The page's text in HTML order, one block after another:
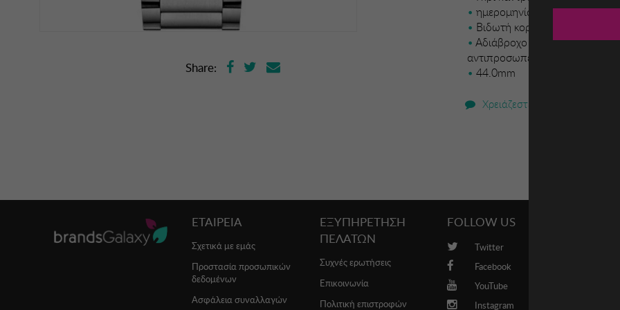
Share:
ημερομηνίας και 24ωρης
Βιδωτή κορώνα με ανάγλυφο
Αδιάβροχο στα 100 μέτρα
αντιπροσωπείας
44.0mm
Χρειάζεστε βοήθεια;
ΕΤΑΙΡΕΙΑ
Σχετικά με εμάς
Προστασία προσωπικών
δεδομένων
Ασφάλεια συναλλαγών
ΕΞΥΠΗΡΕΤΗΣΗ
ΠΕΛΑΤΩΝ
Συχνές ερωτήσεις
Επικοινωνία
Πολιτική επιστροφών
FOLLOW US
Twitter
Facebook
YouTube
Instagram